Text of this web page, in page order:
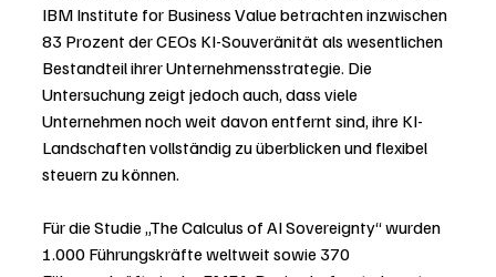
IBM Institute for Business Value betrachten inzwischen
83 Prozent der CEOs KI-Souveränität als wesentlichen
Bestandteil ihrer Unternehmensstrategie. Die
Untersuchung zeigt jedoch auch, dass viele
Unternehmen noch weit davon entfernt sind, ihre KI-
Landschaften vollständig zu überblicken und flexibel
steuern zu können.
Für die Studie „The Calculus of AI Sovereignty“ wurden
1.000 Führungskräfte weltweit sowie 370